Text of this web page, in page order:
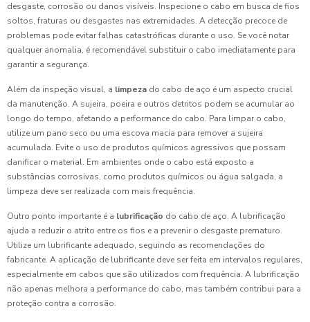
desgaste, corrosão ou danos visíveis. Inspecione o cabo em busca de fios
soltos, fraturas ou desgastes nas extremidades. A detecção precoce de
problemas pode evitar falhas catastróficas durante o uso. Se você notar
qualquer anomalia, é recomendável substituir o cabo imediatamente para
garantir a segurança.
Além da inspeção visual, a limpeza do cabo de aço é um aspecto crucial
da manutenção. A sujeira, poeira e outros detritos podem se acumular ao
longo do tempo, afetando a performance do cabo. Para limpar o cabo,
utilize um pano seco ou uma escova macia para remover a sujeira
acumulada. Evite o uso de produtos químicos agressivos que possam
danificar o material. Em ambientes onde o cabo está exposto a
substâncias corrosivas, como produtos químicos ou água salgada, a
limpeza deve ser realizada com mais frequência.
Outro ponto importante é a lubrificação do cabo de aço. A lubrificação
ajuda a reduzir o atrito entre os fios e a prevenir o desgaste prematuro.
Utilize um lubrificante adequado, seguindo as recomendações do
fabricante. A aplicação de lubrificante deve ser feita em intervalos regulares,
especialmente em cabos que são utilizados com frequência. A lubrificação
não apenas melhora a performance do cabo, mas também contribui para a
proteção contra a corrosão.